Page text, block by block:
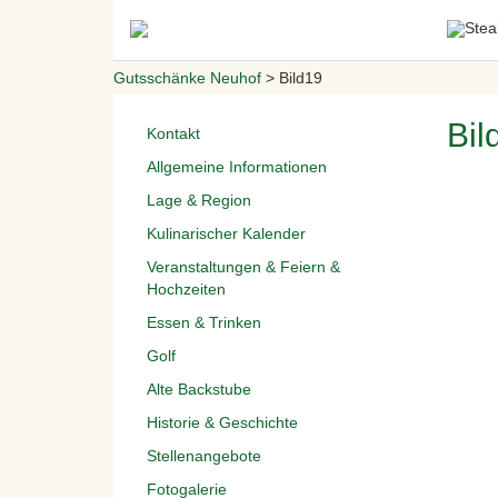
Gutsschänke Neuhof > Bild19
Kontakt
Allgemeine Informationen
Lage & Region
Kulinarischer Kalender
Veranstaltungen & Feiern &
Hochzeiten
Essen & Trinken
Golf
Alte Backstube
Historie & Geschichte
Stellenangebote
Fotogalerie